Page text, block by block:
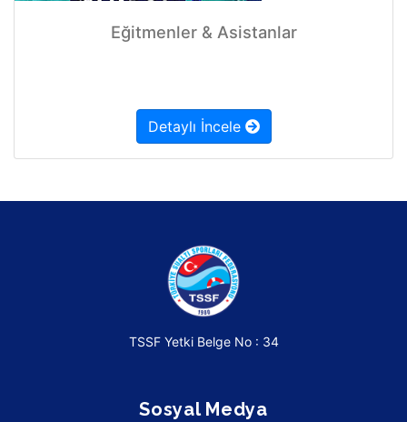
Eğitmenler & Asistanlar
Detaylı İncele
TSSF Yetki Belge No : 34
Sosyal Medya